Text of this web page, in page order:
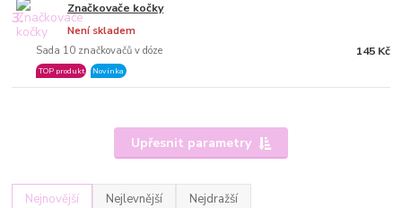
3. Značkovače kočky
Sada 10 značkovačů v dóze
Není skladem
TOP produkt Novinka
145 Kč
Upřesnit parametry
Nejnovější Nejlevnější Nejdražší